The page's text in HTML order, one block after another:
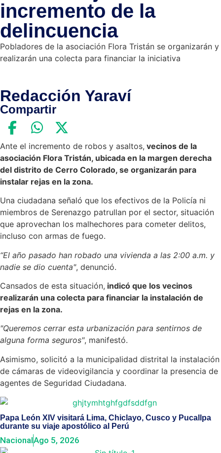
incremento de la
delincuencia
Pobladores de la asociación Flora Tristán se organizarán y
realizarán una colecta para financiar la iniciativa
Redacción Yaraví
Compartir
Ante el incremento de robos y asaltos, vecinos de la
asociación Flora Tristán, ubicada en la margen derecha
del distrito de Cerro Colorado, se organizarán para
instalar rejas en la zona.
Una ciudadana señaló que los efectivos de la Policía ni
miembros de Serenazgo patrullan por el sector, situación
que aprovechan los malhechores para cometer delitos,
incluso con armas de fuego.
“El año pasado han robado una vivienda a las 2:00 a.m. y
nadie se dio cuenta", denunció.
Cansados de esta situación, indicó que los vecinos
realizarán una colecta para financiar la instalación de
rejas en la zona.
"Queremos cerrar esta urbanización para sentirnos de
alguna forma seguros", manifestó.
Asimismo, solicitó a la municipalidad distrital la instalación
de cámaras de videovigilancia y coordinar la presencia de
agentes de Seguridad Ciudadana.
Papa León XIV visitará Lima, Chiclayo, Cusco y Pucallpa
durante su viaje apostólico al Perú
NacionalAgo 5, 2026